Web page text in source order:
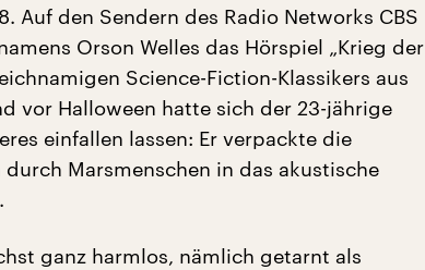
Auf den Sendern des Radio Networks CBS
Orson Welles das Hörspiel „Krieg der
Science-Fiction-Klassikers aus
vor Halloween hatte sich der 23-jährige
einfallen lassen: Er verpackte die
Marsmenschen in das akustische
ganz harmlos, nämlich getarnt als